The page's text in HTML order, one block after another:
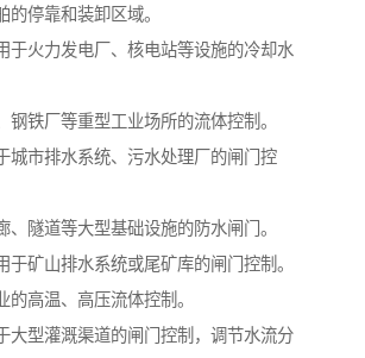
的停靠和装卸区域。
于火力发电厂、核电站等设施的冷却水
钢铁厂等重型工业场所的流体控制。
城市排水系统、污水处理厂的闸门控
、隧道等大型基础设施的防水闸门。
于矿山排水系统或尾矿库的闸门控制。
的高温、高压流体控制。
大型灌溉渠道的闸门控制，调节水流分